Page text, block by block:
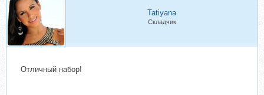
Tatiyana
Складчик
Отличный набор!